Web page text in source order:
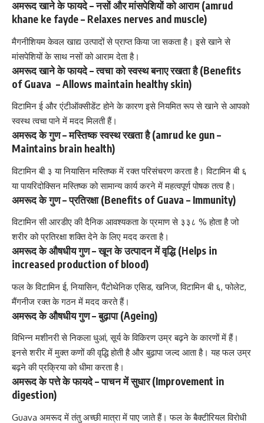
अमरूद खाने के फायदे – नसों और मांसपेशियों को आराम (amrud
khane ke fayde – Relaxes nerves and muscle)
मैगनीशियम केवल खाद्य उत्पादों से प्राप्त किया जा सकता है। इसे खाने से
मांसपेशियों के साथ नसों को आराम देता है।
अमरूद खाने के फायदे – त्वचा को स्वस्थ बनाए रखता है (Benefits
of Guava – Allows maintain healthy skin)
विटामिन ई और एंटीऑक्सीडेंट होने के कारण इसे नियमित रूप से खाने से आपको
स्वस्थ त्वचा पाने मेंमदद मिलती हैं।
अमरूद के गुण – मस्तिष्क स्वस्थ रखता है (amrud ke gun –
Maintains brain health)
विटामिन बी ३ या नियासिन मस्तिष्क में रक्त परिसंचरण करता है। विटामिन बी ६
या पायरिदोक्सिन मस्तिष्क को सामान्य कार्य करने में महत्वपूर्ण पोषक तत्व है।
अमरूद के गुण – प्रतिरक्षा (Benefits of Guava – Immunity)
विटामिन सी आरडीए की दैनिक आवश्यकता के प्रमाण से ३३८ % होता है जो
शरीर को प्रतिरक्षाशक्ति देने के लिए मदद करता है।
अमरूद के औषधीय गुण – खून के उत्पादन में वृद्धि (Helps in
increased production of blood)
फल के विटामिन ई, नियासिन, पैंटोथेनिक एसिड, खनिज, विटामिन बी ६, फोलेट,
मैंगनीज रक्त के गठन में मदद करते हैं।
अमरूद के औषधीय गुण – बुढ़ापा (Ageing)
विभिन्न मशीनरी से निकला धुआं, सूर्य के विकिरण उम्र बढ़ने के कारणों में हैं।
इनसे शरीर में मुक्त कणों की वृद्धि होती है और बुढ़ापा जल्द आता है। यह फल उम्र
बढ़ने की प्रक्रिया को धीमा करता है।
अमरूद के पत्ते के फायदे – पाचन में सुधार (Improvement in
digestion)
Guava अमरूद में तंतु अच्छी मात्रा में पाए जाते हैं। फल के बैक्टीरियल विरोधी